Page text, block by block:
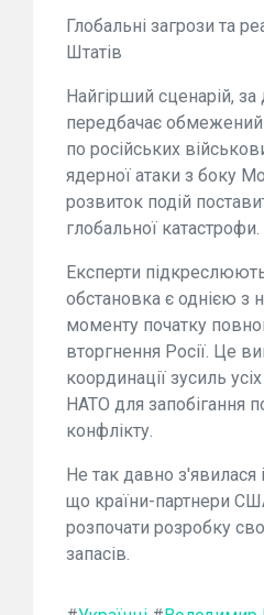
Глобальні загрози та
Штатів
Найгірший сценарій, за
передбачає
по російських
ядерної атаки з боку
розвиток подій
глобальної катастрофи.
Експерти
обстановка є однією з
моменту початку
вторгнення Росії. Це
координації зусиль
НАТО для запобігання
конфлікту.
Не так давно з'явилася
що країни-партнери
розпочати розробку
запасів.